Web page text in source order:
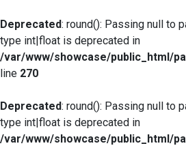
Deprecated: round(): Passing null to
type int|float is deprecated in
/var/www/showcase/public_html/
line 270
Deprecated: round(): Passing null to
type int|float is deprecated in
/var/www/showcase/public_html/